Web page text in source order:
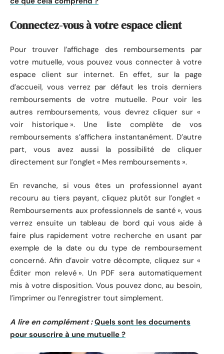
Connectez-vous à votre espace client
Pour trouver l’affichage des remboursements par
votre mutuelle, vous pouvez vous connecter à votre
espace client sur internet. En effet, sur la page
d’accueil, vous verrez par défaut les trois derniers
remboursements de votre mutuelle. Pour voir les
autres remboursements, vous devrez cliquer sur «
voir historique ». Une liste complète de vos
remboursements s’affichera instantanément. D’autre
part, vous avez aussi la possibilité de cliquer
directement sur l’onglet « Mes remboursements ».
En revanche, si vous êtes un professionnel ayant
recouru au tiers payant, cliquez plutôt sur l’onglet «
Remboursements aux professionnels de santé », vous
verrez ensuite un tableau de bord qui vous aide à
faire plus rapidement votre recherche en usant par
exemple de la date ou du type de remboursement
concerné. Afin d’avoir votre décompte, cliquez sur «
Éditer mon relevé ». Un PDF sera automatiquement
mis à votre disposition. Vous pouvez donc, au besoin,
l’imprimer ou l’enregistrer tout simplement.
A lire en complément : Quels sont les documents
pour souscrire à une mutuelle ?